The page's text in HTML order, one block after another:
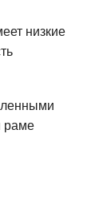
низкие
раме